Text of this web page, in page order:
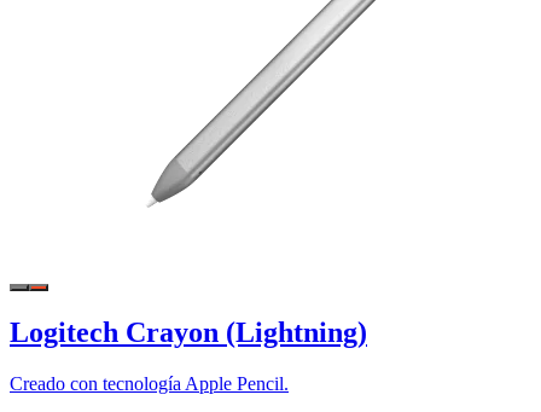
Logitech Crayon (Lightning)
Creado con tecnología Apple Pencil.